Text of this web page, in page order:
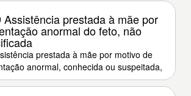
Assistência prestada à mãe por
anormal do feto, não
prestada à mãe por motivo de
anormal, conhecida ou suspeitada,